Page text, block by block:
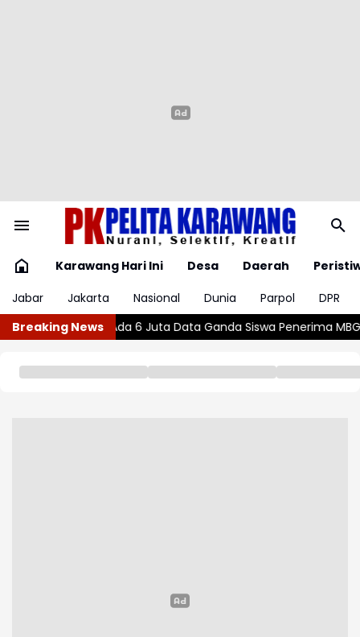
Karawang Hari Ini Desa Daerah
Jabar
Jakarta Nasional Dunia Parpol
DPR
Breaking News
Siswa Penerima MBG Wajar atau Bahaya? , Kenali 5